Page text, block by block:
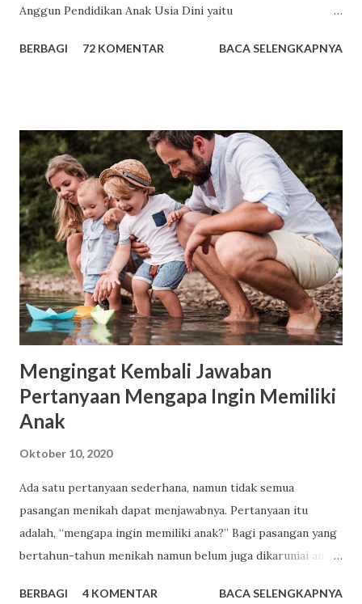
Anggun Pendidikan Anak Usia Dini yaitu
http://www.paud.kemdikbud.go.id . Salah satu lomba
Usia Dini” Ketentuan Lomba Penyusunan Cerita Rakyat
Cerita rakyat fokus pada pengembangan Nilai Agama dan
Moral dan Bahasa. Sasaran pengguna cerita rakyat adalah
Guru PAUD, Pengelola PAUD. Cerita rakyat dapat
berbentuk; (1) Fable (cerita binatang) (2) Legenda (asal-
usul terjadinya suatu tempat) (3) Sage (unsur sebuah
sejarah) (4) Epos (kepahlawanan) (5) Cerita jenaka. Cerita
disampaikan dalam bahasa Indonesia yang baik dan benar.
Panjang naskah berad...
BERBAGI 72 KOMENTAR BACA SELENGKAPNYA
Mengingat Kembali Jawaban
Pertanyaan Mengapa Ingin Memiliki
Anak
Oktober 10, 2020
Ada satu pertanyaan sederhana, namun tidak semua
pasangan menikah dapat menjawabnya. Pertanyaan itu
adalah, “mengapa ingin memiliki anak?” Bagi pasangan yang
bertahun-tahun menikah namun belum juga dikaruniai anak,
BERBAGI 4 KOMENTAR BACA SELENGKAPNYA